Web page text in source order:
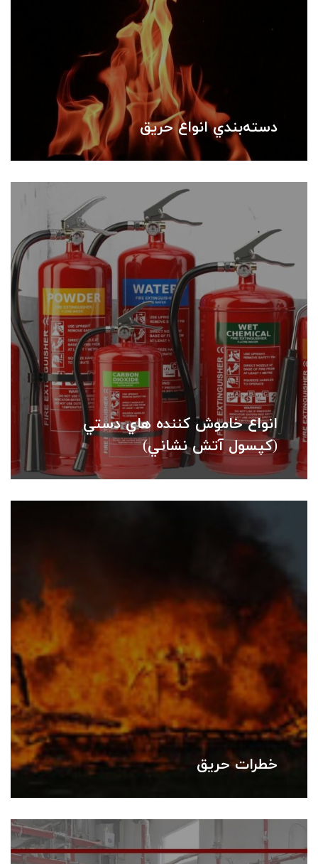
دسته‌بندي انواع حريق
انواع خاموش كننده هاي دستي
(كپسول آتش نشاني)
خطرات حریق